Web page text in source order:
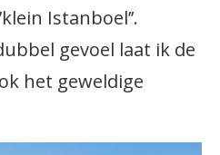
Istanboel’’.
gevoel laat ik de
het geweldige